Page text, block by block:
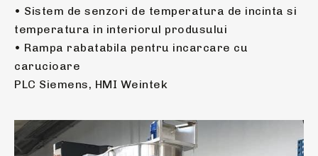
• Sistem de senzori de temperatura de incinta si
temperatura in interiorul produsului
• Rampa rabatabila pentru incarcare cu
carucioare
PLC Siemens, HMI Weintek